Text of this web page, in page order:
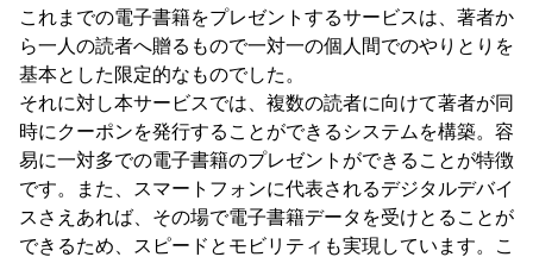
これまでの電子書籍をプレゼントするサービスは、著者か
ら一人の読者へ贈るもので一対一の個人間でのやりとりを
基本とした限定的なものでした。
それに対し本サービスでは、複数の読者に向けて著者が同
時にクーポンを発行することができるシステムを構築。容
易に一対多での電子書籍のプレゼントができることが特徴
です。また、スマートフォンに代表されるデジタルデバイ
スさえあれば、その場で電子書籍データを受けとることが
できるため、スピードとモビリティも実現しています。こ